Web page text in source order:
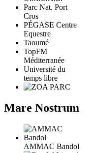
Parc Nat. Port
Cros
PÉGASE Centre
Equestre
Taoumé
TopFM
Méditerranée
Université du
temps libre
Mare Nostrum
AMMAC Bandol